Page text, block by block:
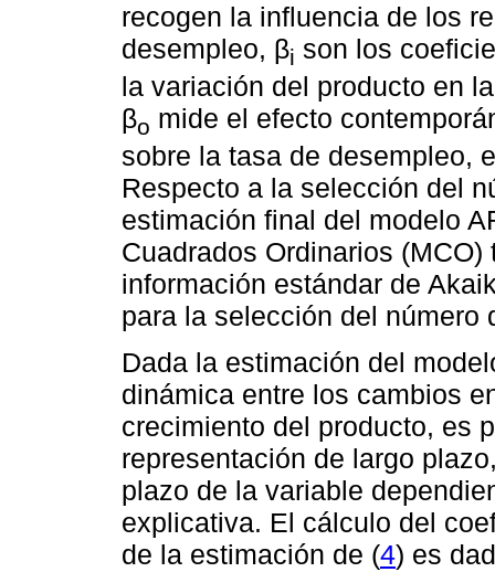
recogen la influencia de los
desempleo, βi son los
la variación del producto en
βo mide el efecto
sobre la tasa de desempleo,
Respecto a la selección del
estimación final del modelo
Cuadrados Ordinarios
información estándar de
para la selección del número
Dada la estimación del
dinámica entre los cambios
crecimiento del producto, es
representación de largo
plazo de la variable
explicativa. El cálculo del
de la estimación de (4) es